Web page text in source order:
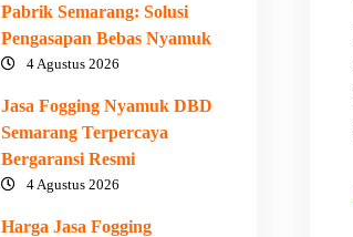
Pabrik Semarang: Solusi
Pengasapan Bebas Nyamuk
4 Agustus 2026
Jasa Fogging Nyamuk DBD
Semarang Terpercaya
Bergaransi Resmi
4 Agustus 2026
Harga Jasa Fogging